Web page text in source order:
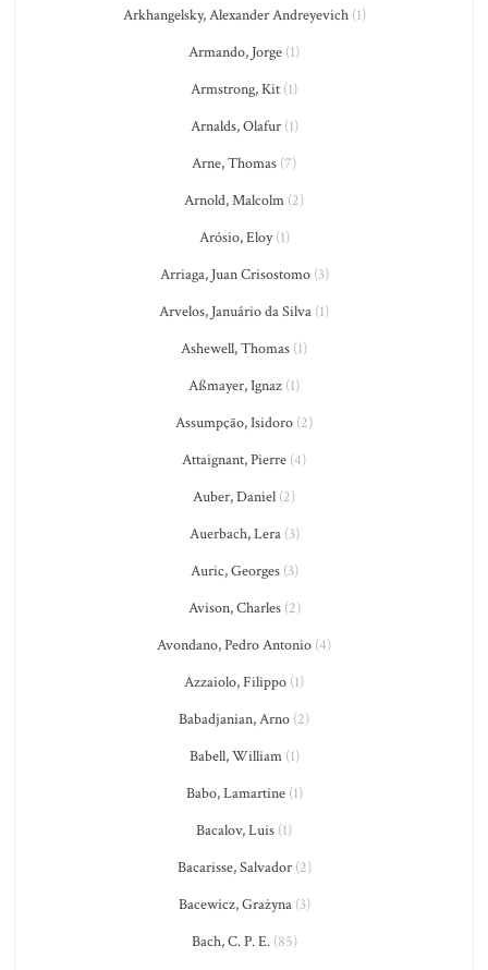
Arkhangelsky, Alexander Andreyevich(1)
Armando, Jorge (1)
Armstrong, Kit (1)
Arnalds, Olafur(1)
Arne, Thomas (7)
Arnold, Malcolm (2)
Arósio, Eloy(1)
Arriaga, Juan Crisostomo(3)
Arvelos, Januário da Silva (1)
Ashewell, Thomas (1)
Aßmayer, Ignaz (1)
Assumpção, Isidoro (2)
Attaignant, Pierre (4)
Auber, Daniel (2)
Auerbach, Lera(3)
Auric, Georges(3)
Avison, Charles(2)
Avondano, Pedro Antonio (4)
Azzaiolo, Filippo (1)
Babadjanian, Arno (2)
Babell, William(1)
Babo, Lamartine(1)
Bacalov, Luis (1)
Bacarisse, Salvador(2)
Bacewicz, Grażyna(3)
Bach, C. P. E.(85)